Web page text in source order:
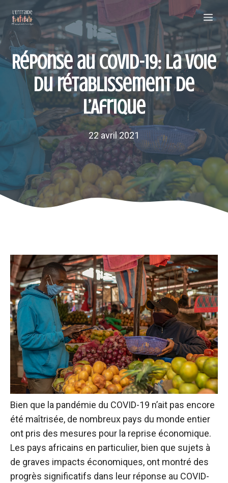
contenu
Réponse au COVID-19: la voie
du rétablissement de
l’Afrique
22 avril 2021
Bien que la pandémie du COVID-19 n’ait pas encore
été maîtrisée, de nombreux pays du monde entier
ont pris des mesures pour la reprise économique.
Les pays africains en particulier, bien que sujets à
de graves impacts économiques, ont montré des
progrès significatifs dans leur réponse au COVID-